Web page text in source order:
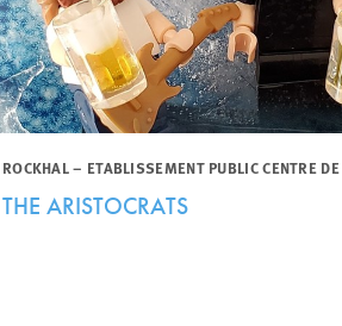
ROCKHAL – ETABLISSEMENT PUBLIC CENTRE
THE ARISTOCRATS